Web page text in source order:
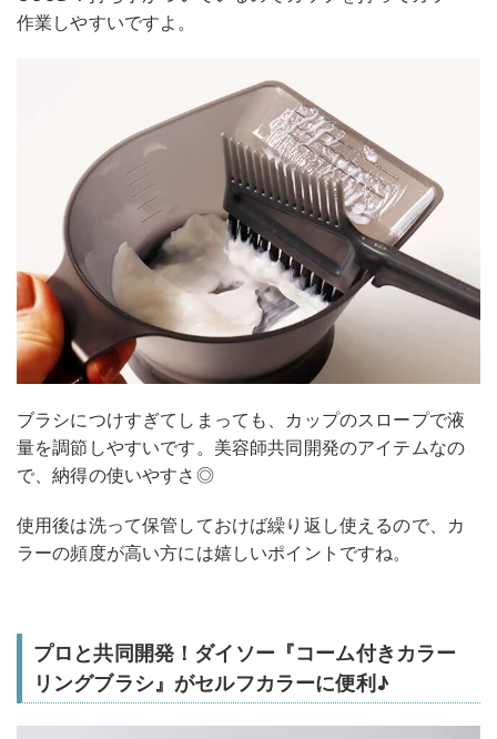
作業しやすいですよ。
ブラシにつけすぎてしまっても、カップのスロープで液
量を調節しやすいです。美容師共同開発のアイテムなの
で、納得の使いやすさ◎
使用後は洗って保管しておけば繰り返し使えるので、カ
ラーの頻度が高い方には嬉しいポイントですね。
プロと共同開発！ダイソー『コーム付きカラー
リングブラシ』がセルフカラーに便利♪